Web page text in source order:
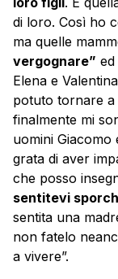
di loro. Così ho
ma quelle
vergognare”
Elena e
potuto tornare a
finalmente mi
uomini
grata di aver
che posso
sentitevi
sentita una
non fatelo
a vivere”.